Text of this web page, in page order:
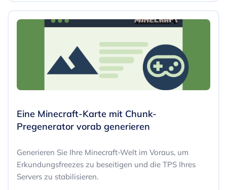
Eine Minecraft-Karte mit Chunk-
Pregenerator vorab generieren
Generieren Sie Ihre Minecraft-Welt im Voraus, um
Erkundungsfreezes zu beseitigen und die TPS Ihres
Servers zu stabilisieren.